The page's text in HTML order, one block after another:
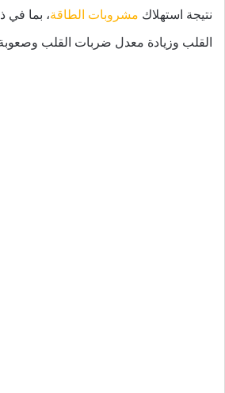
نتيجة استهلاك مشروبات الطاقة، بما في
القلب وزيادة معدل ضربات القلب وصعوبة